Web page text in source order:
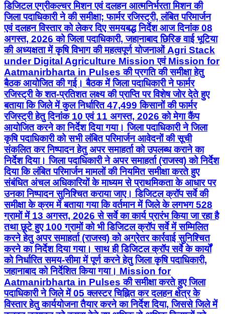
डिजिटल एग्रीकल्चर मिशन एवं दलहन आत्मनिर्भरता मिशन की
जिला पदाधिकारी ने की समीक्षा; फार्मर रजिस्ट्री, लंबित परिमार्जन
एवं दलहन विस्तार को लेकर दिए समयबद्ध निर्देश आज दिनांक 08
अगस्त, 2026 को जिला पदाधिकारी, जहानाबाद छिरिङ वाई भूटिया
की अध्यक्षता में कृषि विभाग की महत्वपूर्ण योजनाओं Agri Stack
under Digital Agriculture Mission एवं Mission for
Aatmanirbharta in Pulses की प्रगति की समीक्षा हेतु
बैठक आयोजित की गई। बैठक में जिला पदाधिकारी ने फार्मर
रजिस्ट्री के शत-प्रतिशत लक्ष्य की प्राप्ति पर विशेष जोर देते हुए
बताया कि जिले में कुल निर्धारित 47,499 किसानों की फार्मर
रजिस्ट्री हेतु दिनांक 10 एवं 11 अगस्त, 2026 को मेगा कैंप
आयोजित करने का निर्देश दिया गया। जिला पदाधिकारी ने जिला
कृषि पदाधिकारी को सभी लंबित परिमार्जन आवेदनों की सूची
संकलित कर निष्पादन हेतु अपर समाहर्ता को उपलब्ध कराने का
निर्देश दिया। जिला पदाधिकारी ने अपर समाहर्ता (राजस्व) को निर्देश
दिया कि लंबित परिमार्जन मामलों की नियमित समीक्षा करते हुए
संबंधित अंचल अधिकारियों के माध्यम से प्राथमिकता के आधार पर
उनका निष्पादन सुनिश्चित कराया जाए। डिजिटल क्रॉप सर्वे की
समीक्षा के क्रम में बताया गया कि वर्तमान में जिले के लगभग 528
ग्रामों में 13 अगस्त, 2026 से सर्वे का कार्य प्रारंभ किया जा रहा है
तथा छूटे हुए 100 ग्रामों को भी डिजिटल क्रॉप सर्वे में सम्मिलित
करने हेतु अपर समाहर्ता (राजस्व) को अग्रेतर कार्रवाई सुनिश्चित
करने का निर्देश दिया गया। साथ ही डिजिटल क्रॉप सर्वे के कार्यों
को निर्धारित समय-सीमा में पूर्ण करने हेतु जिला कृषि पदाधिकारी,
जहानाबाद को निर्देशित किया गया। Mission for
Aatmanirbharta in Pulses की समीक्षा करते हुए जिला
पदाधिकारी ने जिले में 05 क्लस्टर चिह्नित कर दलहन क्षेत्र के
विस्तार हेतु कार्ययोजना तैयार करने का निर्देश दिया, जिससे जिले में